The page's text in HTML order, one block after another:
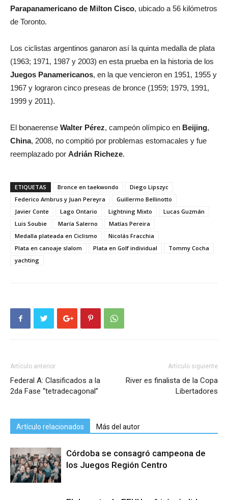
Parapanamericano de Milton Cisco, ubicado a 56 kilómetros
de Toronto.
Los ciclistas argentinos ganaron así la quinta medalla de plata
(1963; 1971, 1987 y 2003) en esta prueba en la historia de los
Juegos Panamericanos, en la que vencieron en 1951, 1955 y
1967 y lograron cinco preseas de bronce (1959; 1979, 1991,
1999 y 2011).
El bonaerense Walter Pérez, campeón olímpico en Beijing,
China, 2008, no compitió por problemas estomacales y fue
reemplazado por Adrián Richeze.
ETIQUETAS Bronce en taekwondo
Diego Lipszyc
Federico Ambrus y Juan Pereyra
Guillermo Bellinotto
Javier Conte
Lago Ontario Lightning Mixto
Lucas Guzmán
Luis Soubie
María Salerno
Matías Pereira
Medalla plateada en Ciclismo
Nicolás Fracchia
Plata en canoaje slalom
Plata en Golf individual
Tommy Cocha
yachting
Artículo anterior
Federal A: Clasificados a la
2da Fase “tetradecagonal”
Artículo siguiente
River es finalista de la Copa
Libertadores
Artículo relacionados Más del autor
Córdoba se consagró campeona de
los Juegos Región Centro